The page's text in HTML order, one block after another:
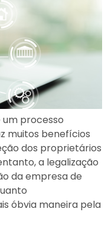
um processo
muitos benefícios
dos proprietários
a legalização
da empresa de
óbvia maneira pela